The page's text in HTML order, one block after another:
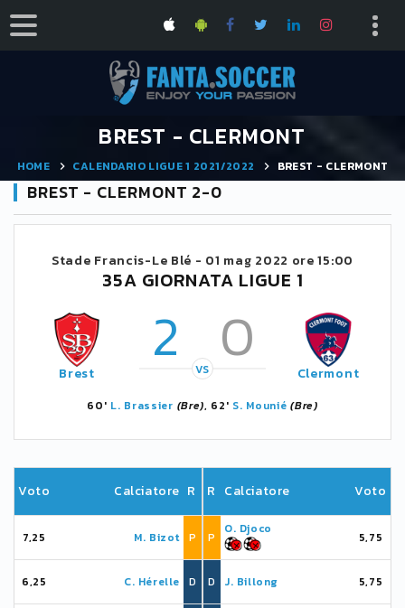
BREST - CLERMONT
HOME CALENDARIO LIGUE 1 2021/2022 BREST - CLERMONT
BREST - CLERMONT 2-0
Stade Francis-Le Blé - 01 mag 2022 ore 15:00
35A GIORNATA LIGUE 1
Brest 2 0
VS Clermont
60' L. Brassier (Bre), 62' S. Mounié (Bre)
Voto Calciatore R
7,25 M. Bizot P
6,25 C. Hérelle D
R Calciatore Voto
P
O. Djoco
5,75
D J. Billong 5,75